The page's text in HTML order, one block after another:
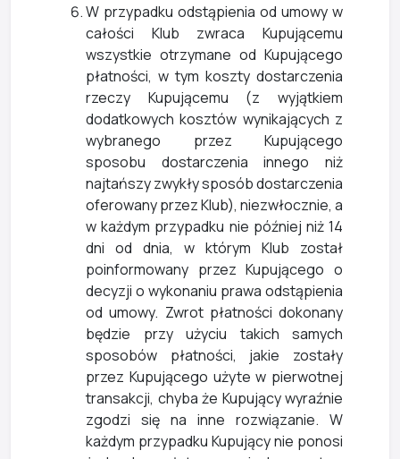
W przypadku odstąpienia od umowy w
całości Klub zwraca Kupującemu
wszystkie otrzymane od Kupującego
płatności, w tym koszty dostarczenia
rzeczy Kupującemu (z wyjątkiem
dodatkowych kosztów wynikających z
wybranego przez Kupującego
sposobu dostarczenia innego niż
najtańszy zwykły sposób dostarczenia
oferowany przez Klub), niezwłocznie, a
w każdym przypadku nie później niż 14
dni od dnia, w którym Klub został
poinformowany przez Kupującego o
decyzji o wykonaniu prawa odstąpienia
od umowy. Zwrot płatności dokonany
będzie przy użyciu takich samych
sposobów płatności, jakie zostały
przez Kupującego użyte w pierwotnej
transakcji, chyba że Kupujący wyraźnie
zgodzi się na inne rozwiązanie. W
każdym przypadku Kupujący nie ponosi